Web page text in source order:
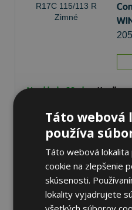
Na sklade 20+ ks-K
275,34 €
Táto webová
používa
Táto webová
cookie na zlepšenie
skúsenosti.
lokality vyjadrujete